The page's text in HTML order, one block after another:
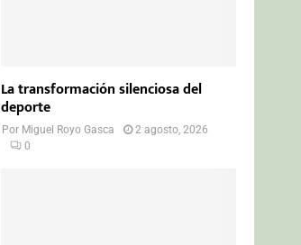
La transformación silenciosa del
deporte
Por Miguel Royo Gasca
2 agosto, 2026
0